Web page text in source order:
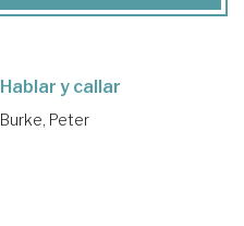
Hablar y callar
Burke, Peter